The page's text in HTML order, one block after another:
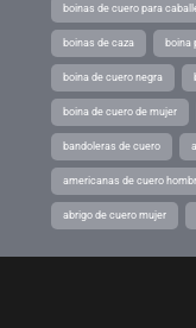
boinas de cuero para
boinas de caza boina
boina de cuero negra
boina de cuero de mujer
bandoleras de cuero
americanas de cuero
abrigo de cuero mujer